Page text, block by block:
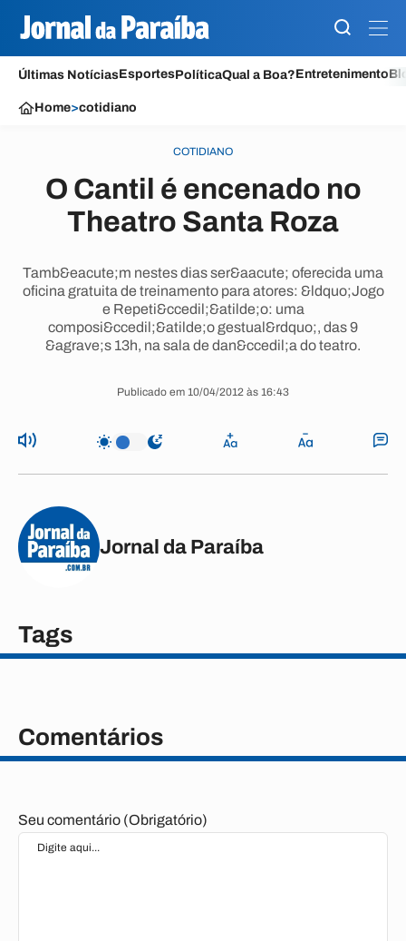
Últimas NotíciasEsportesPolíticaQual a Boa?Entretenimento
Home>cotidiano
COTIDIANO
O Cantil é encenado no
Theatro Santa Roza
Tamb&eacute;m nestes dias ser&aacute; oferecida uma
oficina gratuita de treinamento para atores: &ldquo;Jogo
e Repeti&ccedil;&atilde;o: uma
composi&ccedil;&atilde;o gestual&rdquo;, das 9
&agrave;s 13h, na sala de dan&ccedil;a do teatro.
Publicado em 10/04/2012 às 16:43
Jornal da Paraíba
Tags
Comentários
Seu comentário (Obrigatório)